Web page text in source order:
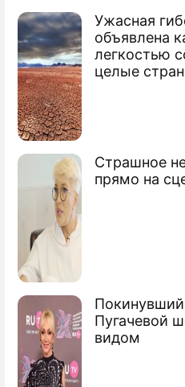
Ужасная
объявлена
легкостью
целые
Страшное
прямо на
Пугачевой
видом
Орбакайте и